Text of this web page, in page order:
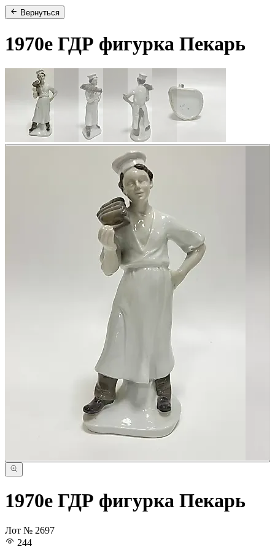
Вернуться
1970е ГДР фигурка Пекарь
1970е ГДР фигурка Пекарь
Лот № 2697
244